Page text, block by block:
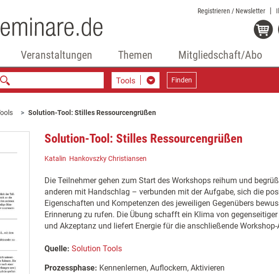
Registrieren / Newsletter
Veranstaltungen Themen Mitgliedschaft/Abo
Tools Finden
Solution-Tool: Stilles Ressourcengrüßen
Solution-Tool: Stilles Ressourcengrüßen
Katalin Hankovszky Christiansen
Die Teilnehmer gehen zum Start des Workshops reihum und
anderen mit Handschlag – verbunden mit der Aufgabe, sich die
Eigenschaften und Kompetenzen des jeweiligen Gegenübers
Erinnerung zu rufen. Die Übung schafft ein Klima von
und Akzeptanz und liefert Energie für die anschließende Workshop-
Quelle: Solution Tools
Prozessphase: Kennenlernen, Auflockern, Aktivieren